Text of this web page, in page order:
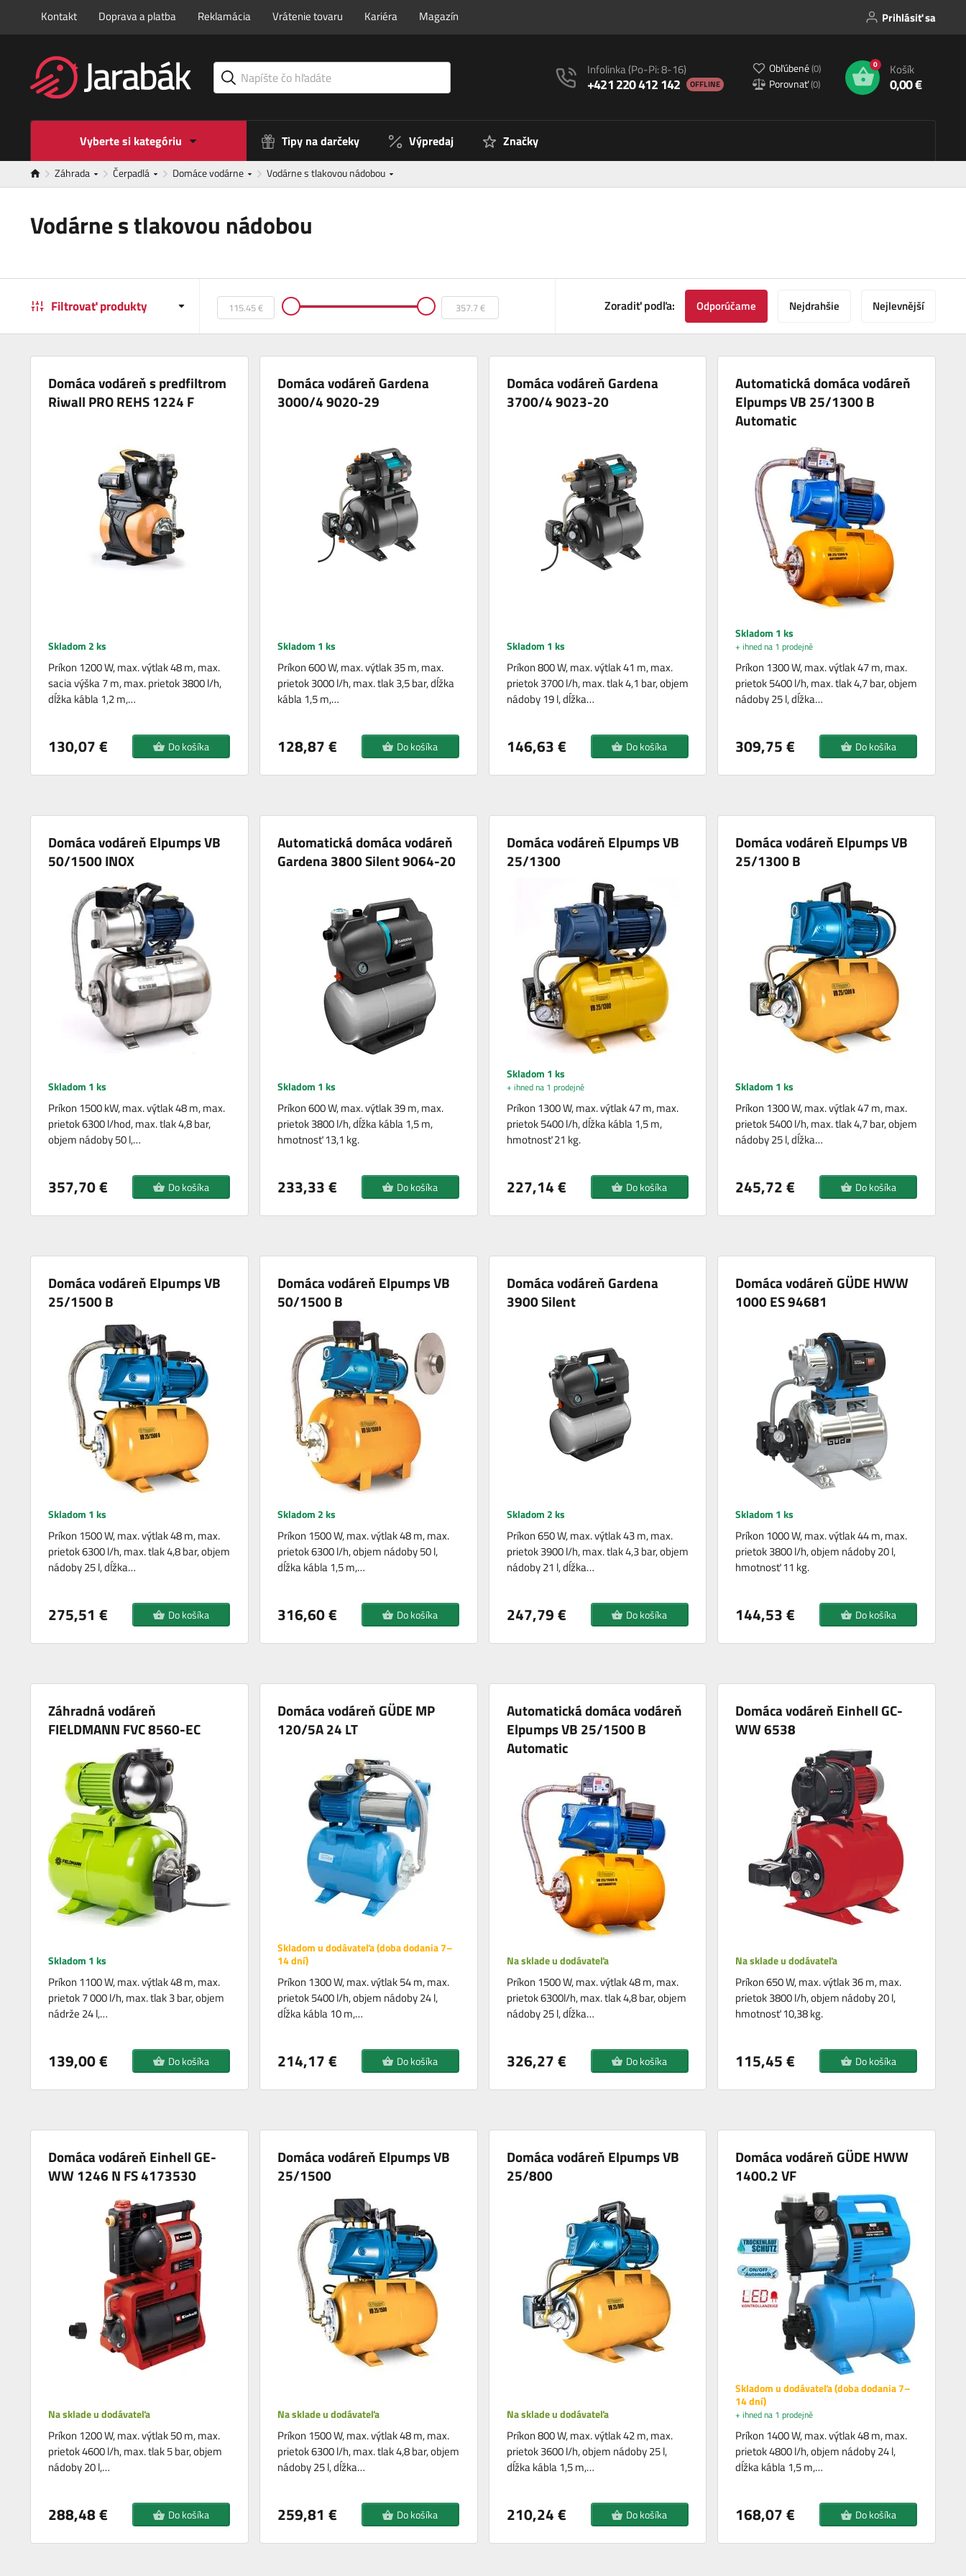
Kontakt Doprava a platba Reklamácia Vrátenie tovaru Kariéra Magazín Prihlásiť sa
Infolinka(Po-Pi: 8-16)
+421 220 412 142 OFFLINE
Obľúbené(0)
Porovnať(0)
0 Košík
0,00 €
Vyberte si kategóriu Tipy na darčeky Výpredaj Značky
Záhrada Čerpadlá Domáce vodárne Vodárne s tlakovou nádobou
Vodárne s tlakovou nádobou
Filtrovať produkty Zoradiť podľa: Odporúčame Nejdrahšie Nejlevnější
Domáca vodáreň s predfiltrom
Riwall PRO REHS 1224 F
Skladom 2 ks
Príkon 1200 W, max. výtlak 48 m, max.
sacia výška 7 m, max. prietok 3800 l/h,
dĺžka kábla 1,2 m,…
130,07 € Do košíka
Domáca vodáreň Gardena
3000/4 9020-29
Skladom 1 ks
Príkon 600 W, max. výtlak 35 m, max.
prietok 3000 l/h, max. tlak 3,5 bar, dĺžka
kábla 1,5 m,…
128,87 € Do košíka
Domáca vodáreň Gardena
3700/4 9023-20
Skladom 1 ks
Príkon 800 W, max. výtlak 41 m, max.
prietok 3700 l/h, max. tlak 4,1 bar, objem
nádoby 19 l, dĺžka…
146,63 € Do košíka
Automatická domáca vodáreň
Elpumps VB 25/1300 B
Automatic
Skladom 1 ks
+ ihned na 1 prodejně
Príkon 1300 W, max. výtlak 47 m, max.
prietok 5400 l/h, max. tlak 4,7 bar, objem
nádoby 25 l, dĺžka…
309,75 € Do košíka
Domáca vodáreň Elpumps VB
50/1500 INOX
Skladom 1 ks
Príkon 1500 kW, max. výtlak 48 m, max.
prietok 6300 l/hod, max. tlak 4,8 bar,
objem nádoby 50 l,…
357,70 € Do košíka
Automatická domáca vodáreň
Gardena 3800 Silent 9064-20
Skladom 1 ks
Príkon 600 W, max. výtlak 39 m, max.
prietok 3800 l/h, dĺžka kábla 1,5 m,
hmotnosť 13,1 kg.
233,33 € Do košíka
Domáca vodáreň Elpumps VB
25/1300
Skladom 1 ks
+ ihned na 1 prodejně
Príkon 1300 W, max. výtlak 47 m, max.
prietok 5400 l/h, dĺžka kábla 1,5 m,
hmotnosť 21 kg.
227,14 € Do košíka
Domáca vodáreň Elpumps VB
25/1300 B
Skladom 1 ks
Príkon 1300 W, max. výtlak 47 m, max.
prietok 5400 l/h, max. tlak 4,7 bar, objem
nádoby 25 l, dĺžka…
245,72 € Do košíka
Domáca vodáreň Elpumps VB
25/1500 B
Skladom 1 ks
Príkon 1500 W, max. výtlak 48 m, max.
prietok 6300 l/h, max. tlak 4,8 bar, objem
nádoby 25 l, dĺžka…
275,51 € Do košíka
Domáca vodáreň Elpumps VB
50/1500 B
Skladom 2 ks
Príkon 1500 W, max. výtlak 48 m, max.
prietok 6300 l/h, objem nádoby 50 l,
dĺžka kábla 1,5 m,…
316,60 € Do košíka
Domáca vodáreň Gardena
3900 Silent
Skladom 2 ks
Príkon 650 W, max. výtlak 43 m, max.
prietok 3900 l/h, max. tlak 4,3 bar, objem
nádoby 21 l, dĺžka…
247,79 € Do košíka
Domáca vodáreň GÜDE HWW
1000 ES 94681
Skladom 1 ks
Príkon 1000 W, max. výtlak 44 m, max.
prietok 3800 l/h, objem nádoby 20 l,
hmotnosť 11 kg.
144,53 € Do košíka
Záhradná vodáreň
FIELDMANN FVC 8560-EC
Skladom 1 ks
Príkon 1100 W, max. výtlak 48 m, max.
prietok 7 000 l/h, max. tlak 3 bar, objem
nádrže 24 l,…
139,00 € Do košíka
Domáca vodáreň GÜDE MP
120/5A 24 LT
Skladom u dodávateľa (doba dodania 7–
14 dní)
Príkon 1300 W, max. výtlak 54 m, max.
prietok 5400 l/h, objem nádoby 24 l,
dĺžka kábla 10 m,…
214,17 € Do košíka
Automatická domáca vodáreň
Elpumps VB 25/1500 B
Automatic
Na sklade u dodávateľa
Príkon 1500 W, max. výtlak 48 m, max.
prietok 6300l/h, max. tlak 4,8 bar, objem
nádoby 25 l, dĺžka…
326,27 € Do košíka
Domáca vodáreň Einhell GC-
WW 6538
Na sklade u dodávateľa
Príkon 650 W, max. výtlak 36 m, max.
prietok 3800 l/h, objem nádoby 20 l,
hmotnosť 10,38 kg.
115,45 € Do košíka
Domáca vodáreň Einhell GE-
WW 1246 N FS 4173530
Na sklade u dodávateľa
Príkon 1200 W, max. výtlak 50 m, max.
prietok 4600 l/h, max. tlak 5 bar, objem
nádoby 20 l,…
288,48 € Do košíka
Domáca vodáreň Elpumps VB
25/1500
Na sklade u dodávateľa
Príkon 1500 W, max. výtlak 48 m, max.
prietok 6300 l/h, max. tlak 4,8 bar, objem
nádoby 25 l, dĺžka…
259,81 € Do košíka
Domáca vodáreň Elpumps VB
25/800
Na sklade u dodávateľa
Príkon 800 W, max. výtlak 42 m, max.
prietok 3600 l/h, objem nádoby 25 l,
dĺžka kábla 1,5 m,…
210,24 € Do košíka
Domáca vodáreň GÜDE HWW
1400.2 VF
Skladom u dodávateľa (doba dodania 7–
14 dní)
+ ihned na 1 prodejně
Príkon 1400 W, max. výtlak 48 m, max.
prietok 4800 l/h, objem nádoby 24 l,
dĺžka kábla 1,5 m,…
168,07 € Do košíka